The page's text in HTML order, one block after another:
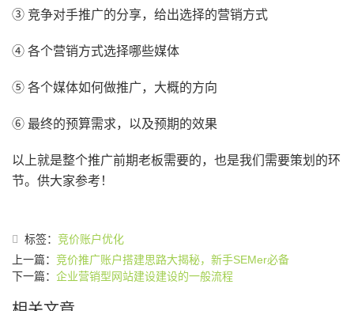
③ 竞争对手推广的分享，给出选择的营销方式
④ 各个营销方式选择哪些媒体
⑤ 各个媒体如何做推广，大概的方向
⑥ 最终的预算需求，以及预期的效果
以上就是整个推广前期老板需要的，也是我们需要策划的环
节。供大家参考！
标签： 竞价账户优化
上一篇： 竞价推广账户搭建思路大揭秘，新手SEMer必备
下一篇： 企业营销型网站建设建设的一般流程